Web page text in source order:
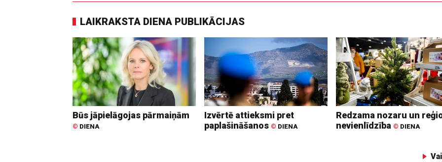
LAIKRAKSTA DIENA PUBLIKĀCIJAS
Būs jāpielāgojas pārmaiņām
© DIENA
Izvērtē attieksmi pret
paplašināšanos © DIENA
Redzama nozaru un
nevienlīdzība © DIENA